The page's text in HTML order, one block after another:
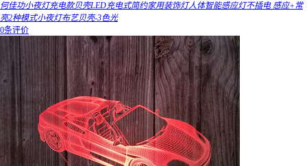
何佳功小夜灯充电款贝壳LED充电式简约家用装饰灯人体智能感应灯不插电 感应+常
亮2种模式小夜灯布艺贝壳-3色光
0条评价